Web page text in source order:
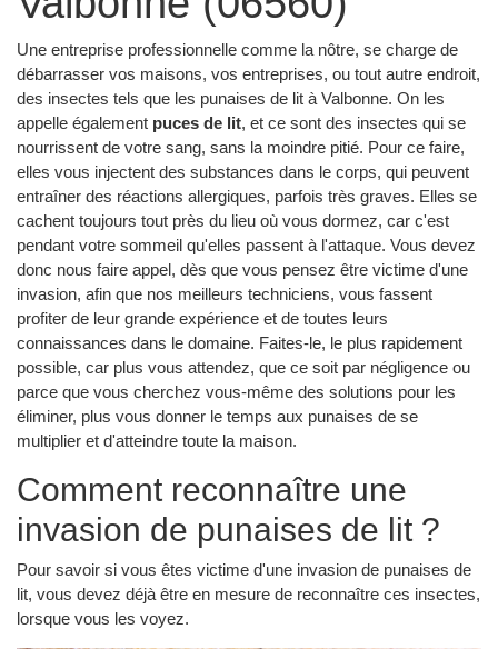
Une entreprise professionnelle comme la nôtre, se charge de
débarrasser vos maisons, vos entreprises, ou tout autre endroit,
des insectes tels que les punaises de lit à Valbonne. On les
appelle également puces de lit, et ce sont des insectes qui se
nourrissent de votre sang, sans la moindre pitié. Pour ce faire,
elles vous injectent des substances dans le corps, qui peuvent
entraîner des réactions allergiques, parfois très graves. Elles se
cachent toujours tout près du lieu où vous dormez, car c'est
pendant votre sommeil qu'elles passent à l'attaque. Vous devez
donc nous faire appel, dès que vous pensez être victime d'une
invasion, afin que nos meilleurs techniciens, vous fassent
profiter de leur grande expérience et de toutes leurs
connaissances dans le domaine. Faites-le, le plus rapidement
possible, car plus vous attendez, que ce soit par négligence ou
parce que vous cherchez vous-même des solutions pour les
éliminer, plus vous donner le temps aux punaises de se
multiplier et d'atteindre toute la maison.
Comment reconnaître une
invasion de punaises de lit ?
Pour savoir si vous êtes victime d'une invasion de punaises de
lit, vous devez déjà être en mesure de reconnaître ces insectes,
lorsque vous les voyez.